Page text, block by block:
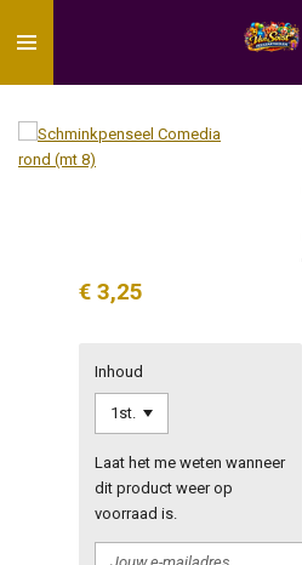
direct
hoofdinhoud
€ 3,25
Inhoud
Laat het me weten wanneer
dit product weer op
voorraad is.